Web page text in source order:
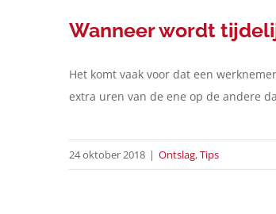
Wanneer wordt
Het komt vaak voor dat een
extra uren van de ene op de andere
24 oktober 2018 | Ontslag,Tips